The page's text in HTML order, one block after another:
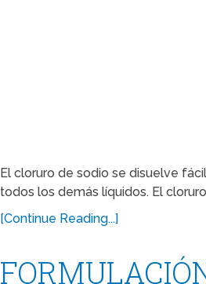
El cloruro de sodio se disuelve
todos los demás líquidos. El
[Continue Reading...]